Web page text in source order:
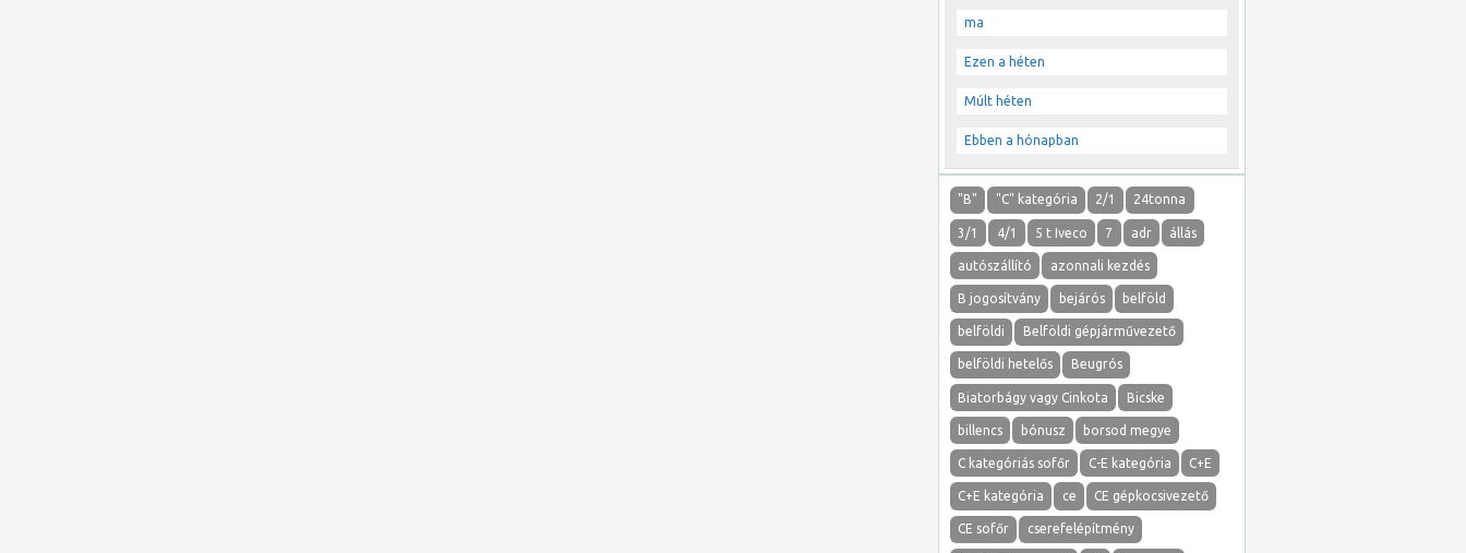
ma
Ezen a héten
Múlt héten
Ebben a hónapban
"B" "C" kategória 2/1 24tonna
3/1 4/1 5 t Iveco 7 adr állás
autószállító azonnali kezdés
B jogosítvány bejárós belföld
belföldi Belföldi gépjárművezető
belföldi hetelős Beugrós
Biatorbágy vagy Cinkota Bicske
billencs bónusz borsod megye
C kategóriás sofőr C-E kategória C+E
C+E kategória ce CE gépkocsivezető
CE sofőr cserefelépítmény